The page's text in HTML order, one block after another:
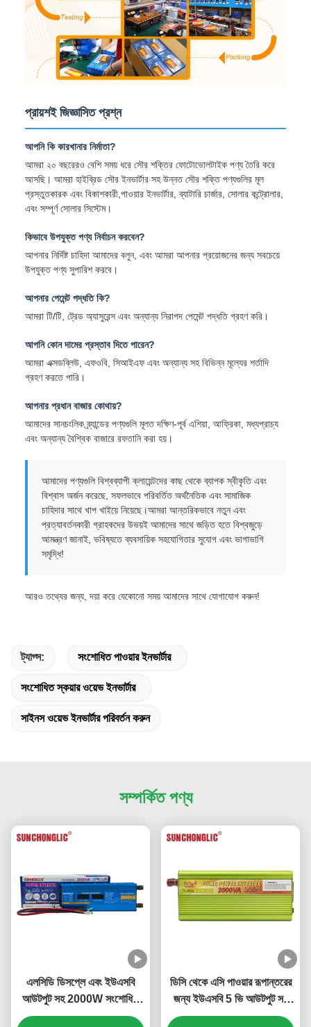
প্রায়শই জিজ্ঞাসিত প্রশ্ন
আপনি কি কারখানার নির্মাতা?
আমরা ২০ বছরেরও বেশি সময় ধরে সৌর শক্তির ফোটোভোলটাইক পণ্য তৈরি করে
আসছি। আমরা হাইব্রিড সৌর ইনভার্টার সহ উন্নত সৌর শক্তি পণ্যগুলির মূল
প্রস্তুতকারক এবং বিকাশকারী,পাওয়ার ইনভার্টার, ব্যাটারি চার্জার, সোলার কন্ট্রোলার,
এবং সম্পূর্ণ সোলার সিস্টেম।
কিভাবে উপযুক্ত পণ্য নির্বাচন করবেন?
আপনার নির্দিষ্ট চাহিদা আমাদের বলুন, এবং আমরা আপনার প্রয়োজনের জন্য সবচেয়ে
উপযুক্ত পণ্য সুপারিশ করবে।
আপনার পেমেন্ট পদ্ধতি কি?
আমরা টি/টি, ট্রেড অ্যাসুরেন্স এবং অন্যান্য নিরাপদ পেমেন্ট পদ্ধতি গ্রহণ করি।
আপনি কোন দামের প্রস্তাব দিতে পারেন?
আমরা এক্সডব্লিউ, এফওবি, সিআইএফ এবং অন্যান্য সহ বিভিন্ন মূল্যের শর্তাদি
গ্রহণ করতে পারি।
আপনার প্রধান বাজার কোথায়?
আমাদের সানচংলিক ব্র্যান্ডের পণ্যগুলি মূলত দক্ষিণ-পূর্ব এশিয়া, আফ্রিকা, মধ্যপ্রাচ্য
এবং অন্যান্য বৈশ্বিক বাজারে রফতানি করা হয়।
আমাদের পণ্যগুলি বিশ্বব্যাপী ক্লায়েন্টদের কাছ থেকে ব্যাপক স্বীকৃতি এবং
বিশ্বাস অর্জন করেছে, সফলভাবে পরিবর্তিত অর্থনৈতিক এবং সামাজিক
চাহিদার সাথে খাপ খাইয়ে নিয়েছে।আমরা আন্তরিকভাবে নতুন এবং
প্রত্যাবর্তনকারী গ্রাহকদের উভয়ই আমাদের সাথে জড়িত হতে বিশ্বজুড়ে
আমন্ত্রণ জানাই, ভবিষ্যতে ব্যবসায়িক সহযোগিতার সুযোগ এবং ভাগাভাগি
সমৃদ্ধি!
আরও তথ্যের জন্য, দয়া করে যেকোনো সময় আমাদের সাথে যোগাযোগ করুন!
ট্যাগ্স: সংশোধিত পাওয়ার ইনভার্টার
সংশোধিত স্কয়ার ওয়েভ ইনভার্টার
সাইনস ওয়েভ ইনভার্টার পরিবর্তন করুন
সম্পর্কিত পণ্য
এলসিডি ডিসপ্লে এবং ইউএসবি
আউটপুট সহ 2000W সংশোধিত
সাইন ওয়েভ পাওয়ার ইনভার্টার ডিসি
ডিসি থেকে এসি পাওয়ার রূপান্তরের
জন্য ইউএসবি 5 ভি আউটপুট সহ
2000 ভিএ সংশোধিত সাইন ওয়েভ